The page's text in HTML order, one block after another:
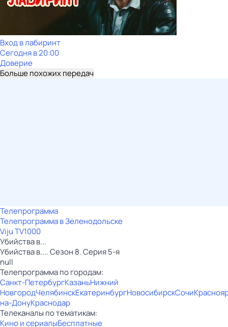
Вход в лабиринт
Сегодня в 20:00
Доверие
Больше похожих передач
Телепрограмма
Телепрограмма в Зеленодольске
Viju TV1000
Убийства в...
Убийства в.... Сезон 8. Серия 5-я
null
Телепрограмма по городам:
Санкт-ПетербургКазаньНижний
НовгородЧелябинскЕкатеринбургНовосибирскСочи
на-ДонуКраснодар
Телеканалы по тематикам:
Кино и сериалыБесплатные